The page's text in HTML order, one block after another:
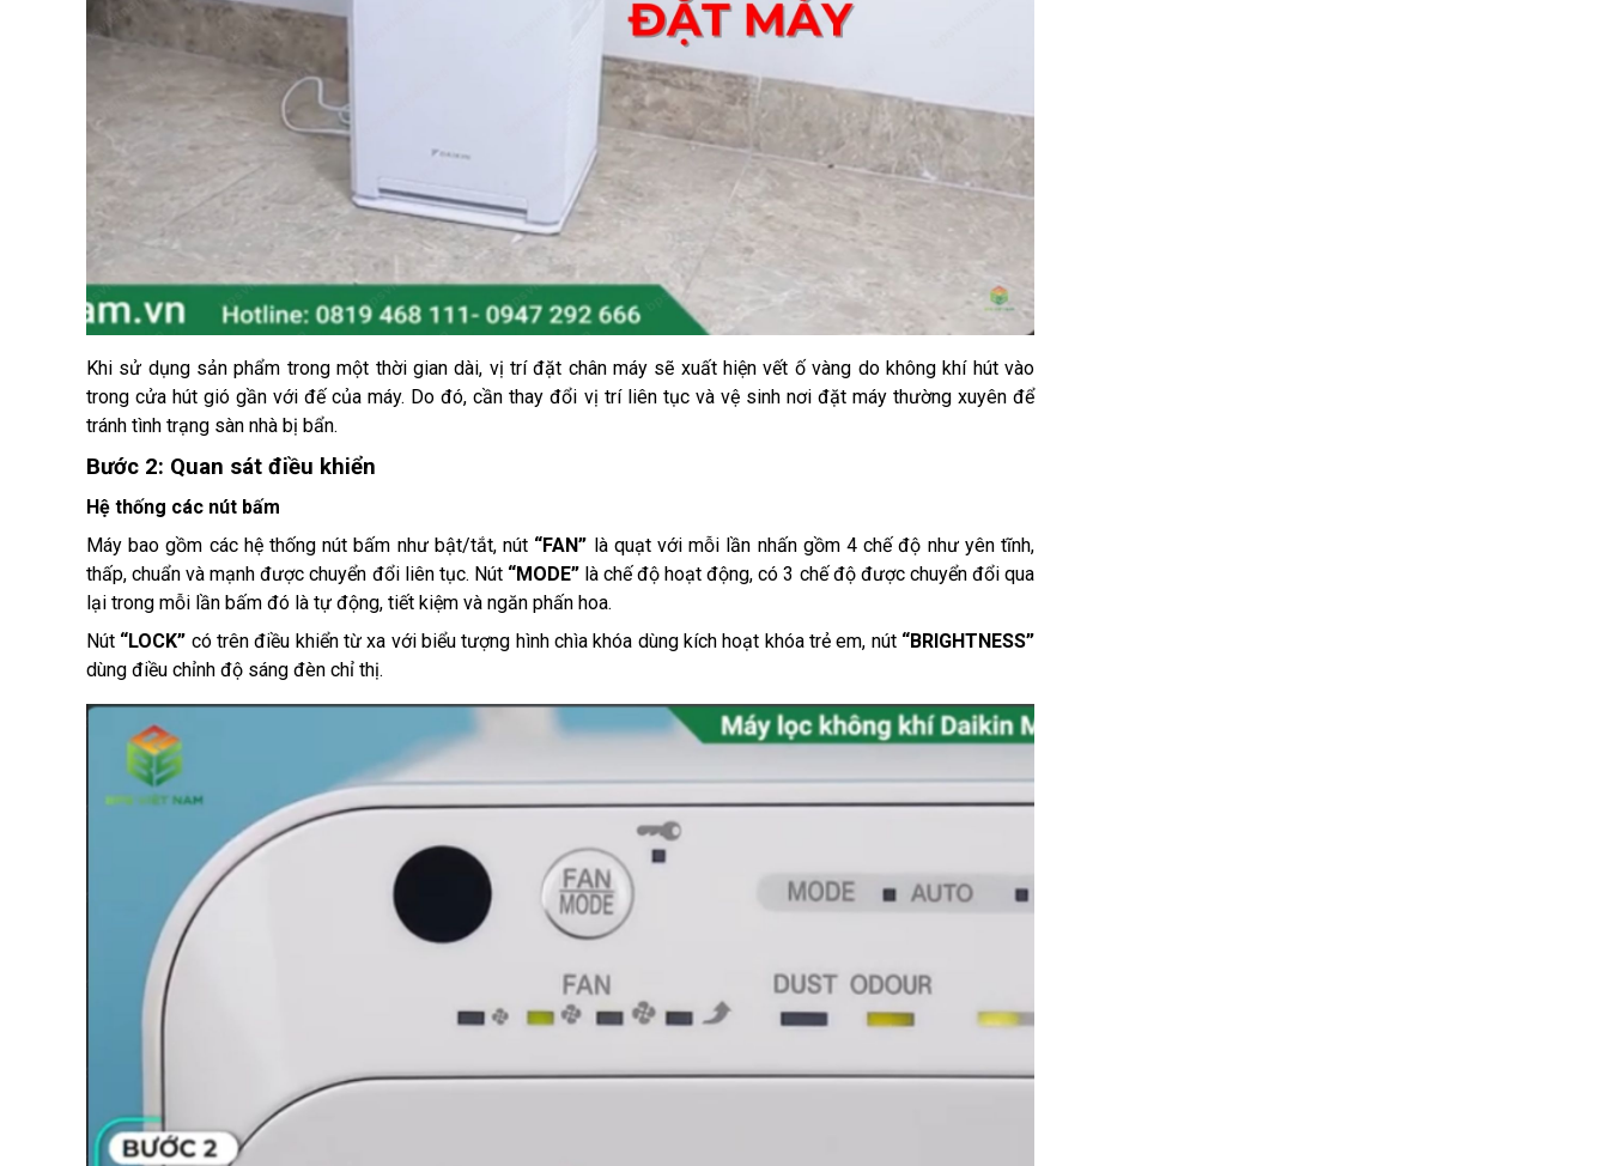
Khi sử dụng sản phẩm trong một thời gian dài, vị trí đặt chân máy sẽ xuất hiện vết ố vàng do không khí hút vào
trong cửa hút gió gần với đế của máy. Do đó, cần thay đổi vị trí liên tục và vệ sinh nơi đặt máy thường xuyên để
tránh tình trạng sàn nhà bị bẩn.
Bước 2: Quan sát điều khiển
Hệ thống các nút bấm
Máy bao gồm các hệ thống nút bấm như bật/tắt, nút “FAN” là quạt với mỗi lần nhấn gồm 4 chế độ như yên tĩnh,
thấp, chuẩn và mạnh được chuyển đổi liên tục. Nút “MODE” là chế độ hoạt động, có 3 chế độ được chuyển đổi qua
lại trong mỗi lần bấm đó là tự động, tiết kiệm và ngăn phấn hoa.
Nút “LOCK” có trên điều khiển từ xa với biểu tượng hình chìa khóa dùng kích hoạt khóa trẻ em, nút
dùng điều chỉnh độ sáng đèn chỉ thị.